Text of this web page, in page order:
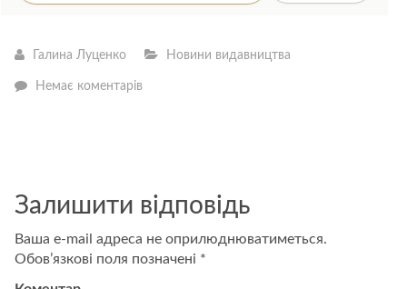
Галина Луценко Новини видавництва
Немає коментарів—
Залишити відповідь
Ваша e-mail адреса не оприлюднюватиметься.
Обов’язкові поля позначені *